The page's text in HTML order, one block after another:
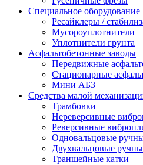
Специальное оборудование
Ресайклеры /
Мусороуплотнители
Уплотнители грунта
Асфальтобетонные заводы
Передвижные
Стационарные
Мини АБЗ
Средства малой
Трамбовки
Нереверсивные
Реверсивные
Одновальцовые
Двухвальцовые
Траншейные катки